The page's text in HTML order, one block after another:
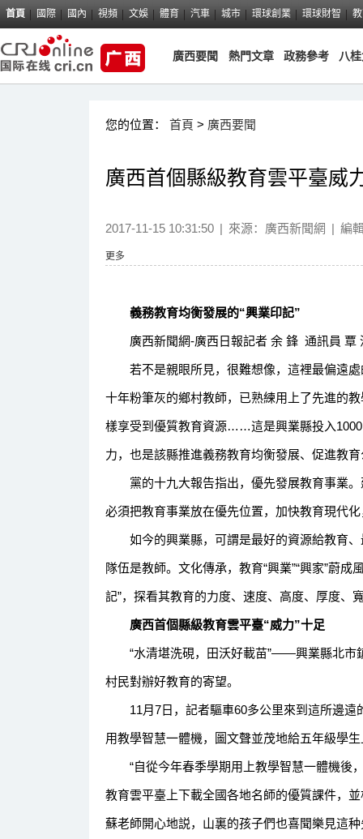
首頁 國際 國內 視頻 文娛 體育 汽車 城市 環球創業 環球財智
廣西要聞 熱門文章 政務參考 八
您的位置： 首頁 > 廣西要聞
廣西首個縣級教育雲平臺威
2017-11-15 10:31:50 | 來源： 廣西新聞網 | 編
更多
義務教育均衡發展的“興業印記”
廣西新聞網-廣西日報記者 余 鋒 通訊員 覃
若不是親眼所見，很難想像，這裡最偏遠處
十年粉筆灰的鄉村教師，已熟練用上了先進的
樣享受到優質教育資源……這是興業縣投入
力，也是該縣推進義務教育均衡發展、促進教
黨的十九大報告指出，優先發展教育事業。
必須把教育事業放在優先位置，加快教育現代
如今的興業縣，可謂是最好的資源給教育、
隊伍是教師。文化傳承，教育“興業”“興家”蔚
記”，探看其教育的力度、速度、高度、厚度
廣西首個縣級教育雲平臺“威力”十足
“水清堪洗硯，田沃好載苗”——興業縣北市
村民對辦好教育的寄望。
11月7日，記者驅車60多公里來到這所邊遠
用教學智慧一體機，圖文聲並茂地給五年級學
“自從今年春季學期用上教學智慧一體機後
教育雲平臺上下載全國各地名師的優質課件，
蘇老師開心地説，山裏的孩子們也喜聞樂見這